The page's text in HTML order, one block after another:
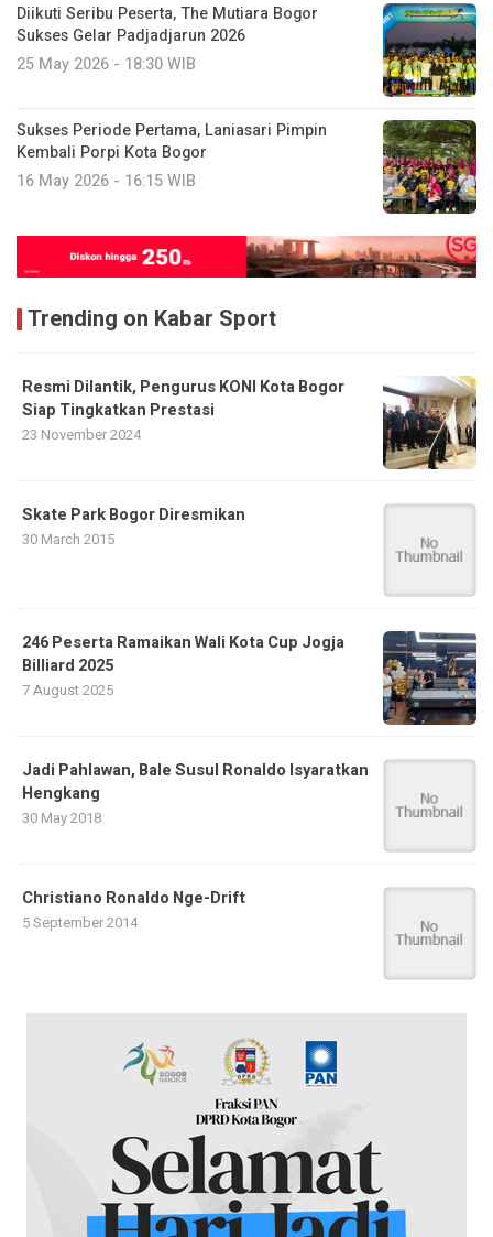
Diikuti Seribu Peserta, The Mutiara Bogor
Sukses Gelar Padjadjarun 2026
25 May 2026 - 18:30 WIB
Sukses Periode Pertama, Laniasari Pimpin
Kembali Porpi Kota Bogor
16 May 2026 - 16:15 WIB
Trending on Kabar Sport
Resmi Dilantik, Pengurus KONI Kota Bogor
Siap Tingkatkan Prestasi
23 November 2024
Skate Park Bogor Diresmikan
30 March 2015
246 Peserta Ramaikan Wali Kota Cup Jogja
Billiard 2025
7 August 2025
Jadi Pahlawan, Bale Susul Ronaldo Isyaratkan
Hengkang
30 May 2018
Christiano Ronaldo Nge-Drift
5 September 2014